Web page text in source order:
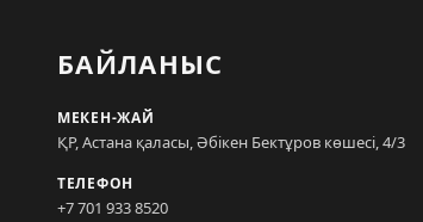
БАЙЛАНЫС
МЕКЕН-ЖАЙ
ҚР, Астана қаласы, Әбікен Бектұров көшесі, 4/3
ТЕЛЕФОН
+7 701 933 8520